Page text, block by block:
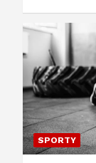
SPORTY